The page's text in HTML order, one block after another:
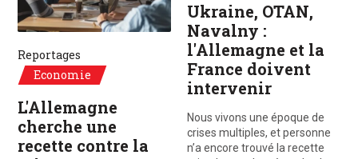
Reportages
Economie
L'Allemagne
cherche une
recette contre la
Ukraine, OTAN,
Navalny :
l'Allemagne et la
France doivent
intervenir
Nous vivons une époque de
crises multiples, et personne
n’a encore trouvé la recette